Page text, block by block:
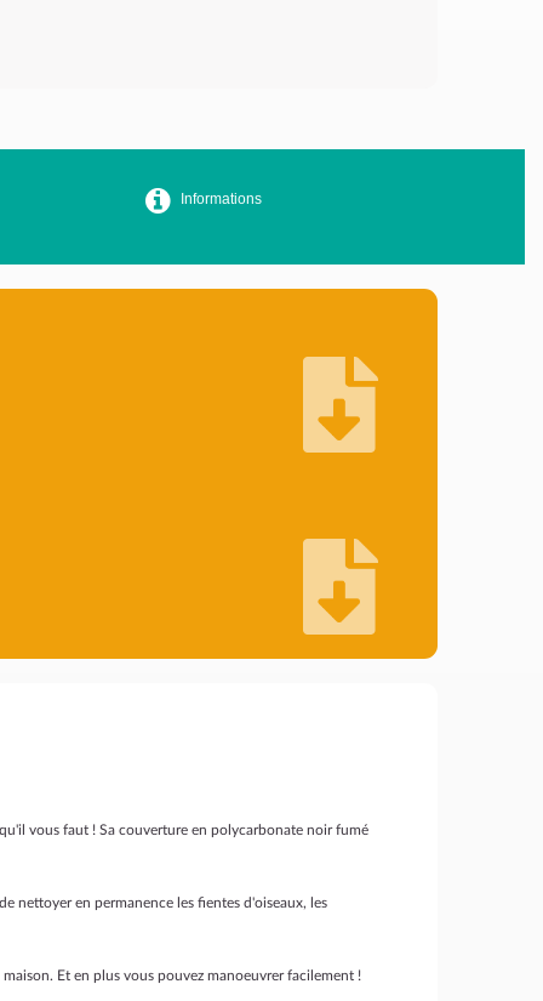
Informations
vous faut ! Sa couverture en polycarbonate noir fumé
nettoyer en permanence les fientes d'oiseaux, les
Et en plus vous pouvez manoeuvrer facilement !